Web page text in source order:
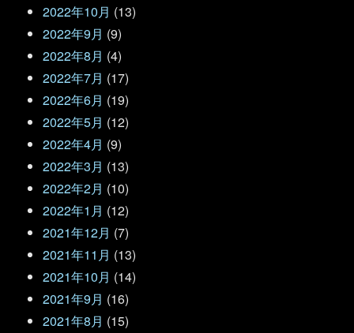
2022年10月 (13)
2022年9月 (9)
2022年8月 (4)
2022年7月 (17)
2022年6月 (19)
2022年5月 (12)
2022年4月 (9)
2022年3月 (13)
2022年2月 (10)
2022年1月 (12)
2021年12月 (7)
2021年11月 (13)
2021年10月 (14)
2021年9月 (16)
2021年8月 (15)